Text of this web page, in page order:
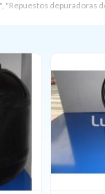
"Repuestos depuradoras